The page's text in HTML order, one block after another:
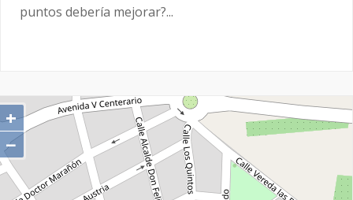
puntos debería mejorar?...
+
−